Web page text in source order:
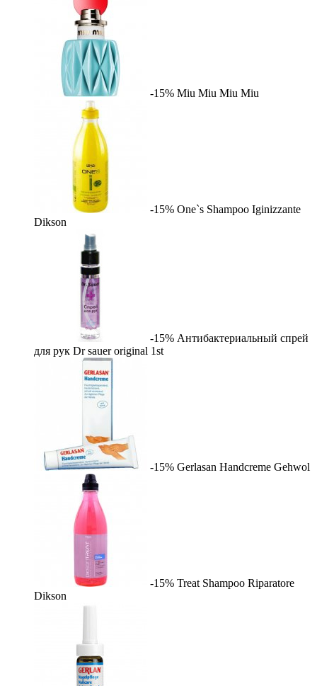
-15% Miu Miu Miu Miu
-15% One`s Shampoo Iginizzante
Dikson
-15% Антибактериальный спрей
для рук Dr sauer original 1st
-15% Gerlasan Handcreme Gehwol
-15% Treat Shampoo Riparatore
Dikson